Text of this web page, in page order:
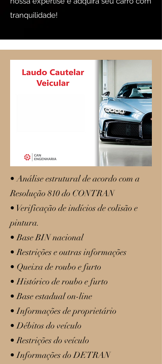
tranquilidade!
​• Análise estrutural de acordo com a
Resolução 810 do CONTRAN
• Verificação de indícios de colisão e
pintura.
• Base BIN nacional
• Restrições e outras informações
• Queixa de roubo e furto
• Histórico de roubo e furto
• Base estadual on-line
• Informações de proprietário
• Débitos do veículo
• Restrições do veículo
• Informações do DETRAN